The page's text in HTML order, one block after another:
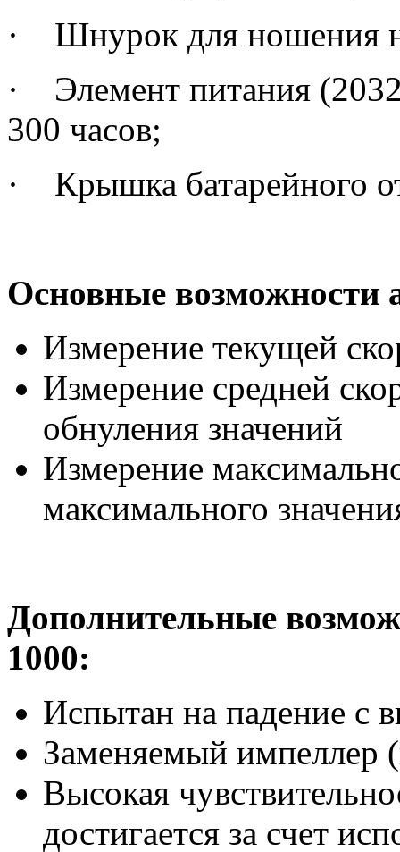
·
Шнурок для ношения
·
Элемент питания
300 часов;
·
Крышка батарейного
Основные возможности
Измерение текущей
Измерение средней
обнуления значений
Измерение
максимального
Дополнительные
1000:
Испытан на падение с
Заменяемый импеллер
Высокая
достигается за счет